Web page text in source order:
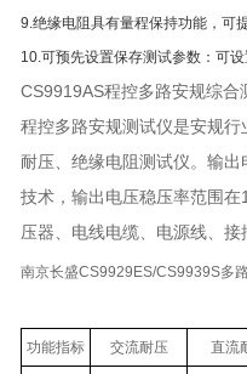
9.绝缘电阻具有量程保持功能，可
10.可预先设置保存测试参数：可
CS9919AS程控多路安规综合
程控多路安规测试仪是安规
耐压、绝缘电阻测试仪。输
技术，输出电压稳压率范围
压器、电线电缆、电源线、接
南京长盛CS9929ES/CS9939S多
功能指标 交流耐压 直流